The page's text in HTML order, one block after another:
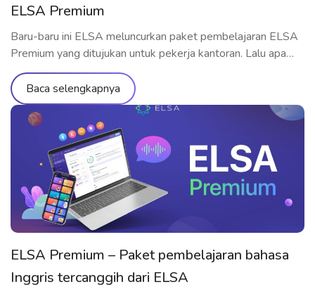
ELSA Premium
Baru-baru ini ELSA meluncurkan paket pembelajaran ELSA
Premium yang ditujukan untuk pekerja kantoran. Lalu apa
saja yang termasuk dalam paket pembelajaran ini? Mengapa
ELSA Premium cocok untuk pekerja? Yuk cari tahu melalui
artikel berikut ini!
Baca selengkapnya
ELSA Premium – Paket pembelajaran bahasa
Inggris tercanggih dari ELSA